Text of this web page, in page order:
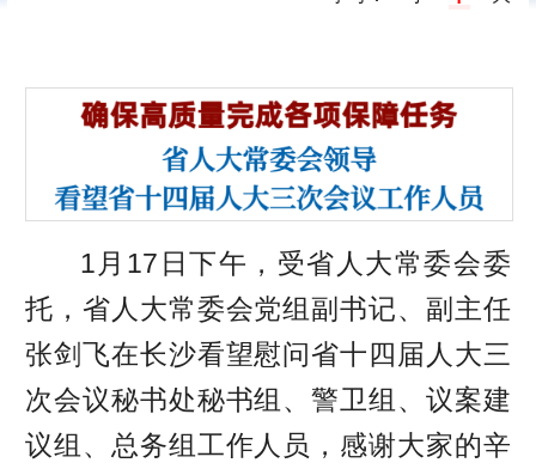
1月17日下午，受省人大常委会委
托，省人大常委会党组副书记、副主任
张剑飞在长沙看望慰问省十四届人大三
次会议秘书处秘书组、警卫组、议案建
议组、总务组工作人员，感谢大家的辛